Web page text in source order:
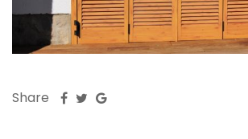
Share